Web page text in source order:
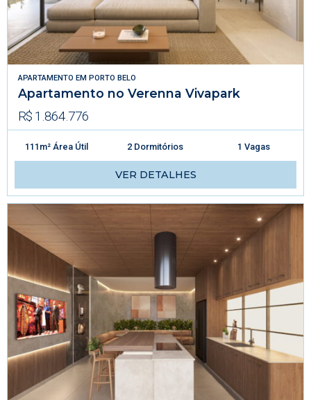
APARTAMENTO EM PORTO BELO
Apartamento no Verenna Vivapark
R$ 1.864.776
111m² Área Útil 2 Dormitórios 1 Vagas
VER DETALHES